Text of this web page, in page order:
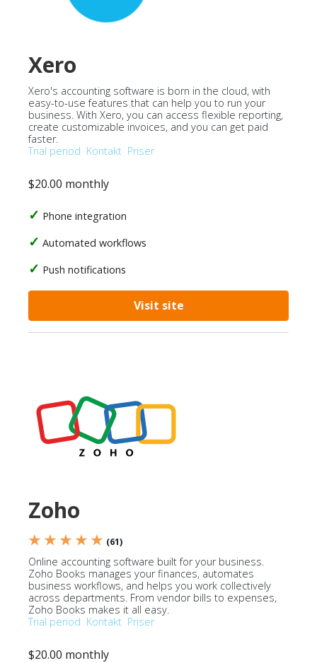
Xero
Xero's accounting software is born in the cloud, with
easy-to-use features that can help you to run your
business. With Xero, you can access flexible reporting,
create customizable invoices, and you can get paid
faster.
Trial period Kontakt Priser
$20.00 monthly
Phone integration
Automated workflows
Push notifications
Visit site
Zoho
★ ★ ★ ★ ★ (61)
Online accounting software built for your business.
Zoho Books manages your finances, automates
business workflows, and helps you work collectively
across departments. From vendor bills to expenses,
Zoho Books makes it all easy.
Trial period Kontakt Priser
$20.00 monthly